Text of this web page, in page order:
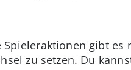
gibt es
zu setzen. Du